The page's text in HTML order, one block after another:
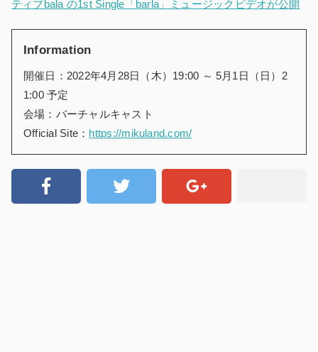
ティブbala の1st Single「barla」ミュージックビデオが公開
Information
開催日： 2022年4月28日（木）19:00 ～ 5月1日（日）2
1:00 予定
会場： バーチャルキャスト
Official Site： https://mikuland.com/